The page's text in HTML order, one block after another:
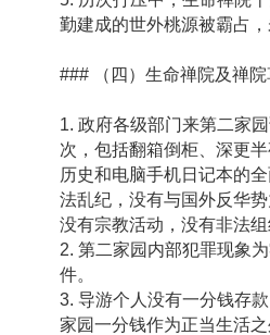
勤建成的世外桃源被霸占，
### （四）生命禅院及禅
1. 政府各级部门来第二家
次，包括翻箱倒柜、深更
历史和电脑手机日记本的
法乱纪，没有与国外反华
没有宗教活动，没有非法组
2. 第二家园内部犯罪现象
件。
3. 导游个人没有一分钱存
家园一分钱作为正当生活